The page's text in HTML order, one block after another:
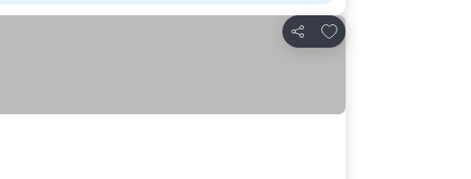
Partilhar
Adicionar aos favoritos